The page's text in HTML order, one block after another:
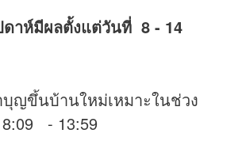
าห์มีผลตั้งแต่วันที่ 8 - 14
ญขึ้นบ้านใหม่เหมาะในช่วง
- 13:59